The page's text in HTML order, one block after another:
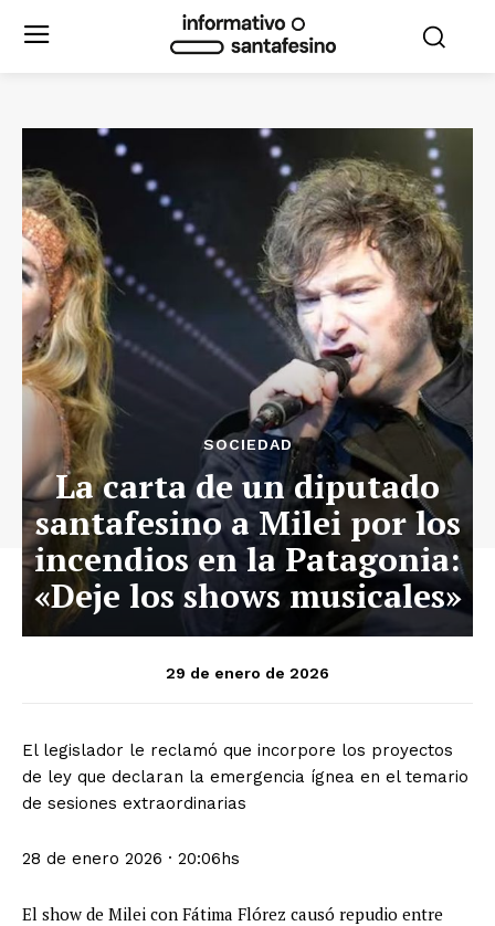
SOCIEDAD
La carta de un diputado
santafesino a Milei por los
incendios en la Patagonia:
«Deje los shows musicales»
29 de enero de 2026
El legislador le reclamó que incorpore los proyectos
de ley que declaran la emergencia ígnea en el temario
de sesiones extraordinarias
28 de enero 2026 · 20:06hs
El show de Milei con Fátima Flórez causó repudio entre